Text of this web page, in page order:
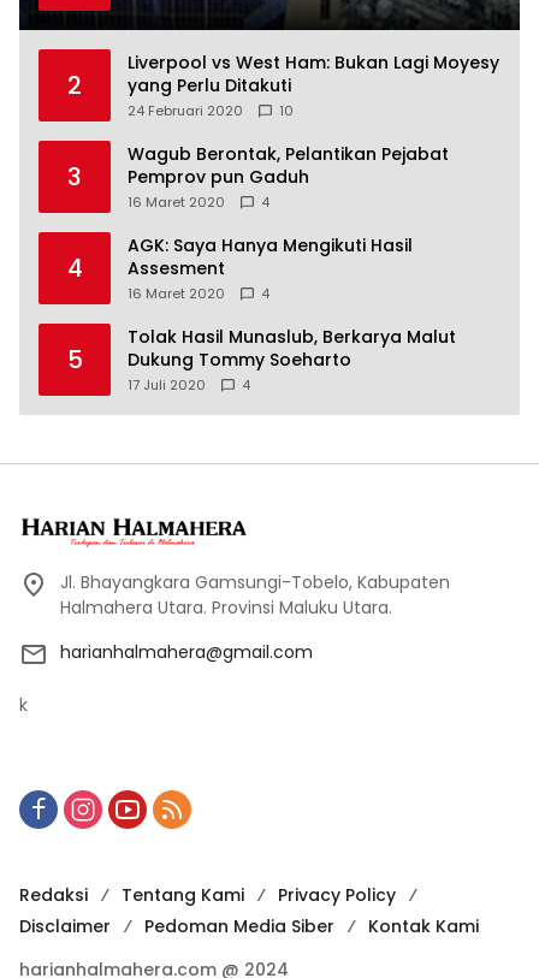
2
Liverpool vs West Ham: Bukan Lagi Moyesy
yang Perlu Ditakuti
24 Februari 2020 10
3
Wagub Berontak, Pelantikan Pejabat
Pemprov pun Gaduh
16 Maret 2020 4
4
AGK: Saya Hanya Mengikuti Hasil
Assesment
16 Maret 2020 4
5
Tolak Hasil Munaslub, Berkarya Malut
Dukung Tommy Soeharto
17 Juli 2020 4
Jl. Bhayangkara Gamsungi-Tobelo, Kabupaten
Halmahera Utara. Provinsi Maluku Utara.
harianhalmahera@gmail.com
k
Redaksi Tentang Kami
Privacy Policy
Disclaimer
Pedoman Media Siber
Kontak Kami
harianhalmahera.com @ 2024